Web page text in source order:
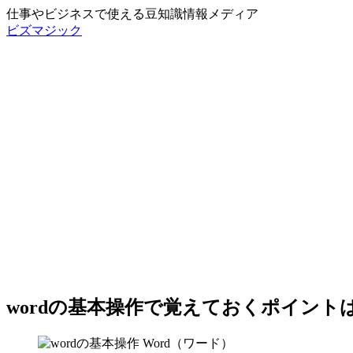
仕事やビジネスで使える豆知識情報メディア
ビズマジック
wordの基本操作で覚えておくポイント
Word（ワード）